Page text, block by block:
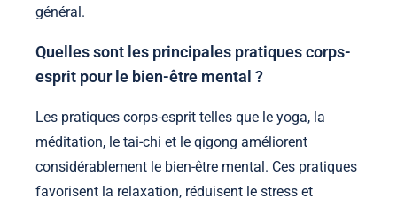
général.
Quelles sont les principales pratiques corps-
esprit pour le bien-être mental ?
Les pratiques corps-esprit telles que le yoga, la
méditation, le tai-chi et le qigong améliorent
considérablement le bien-être mental. Ces pratiques
favorisent la relaxation, réduisent le stress et